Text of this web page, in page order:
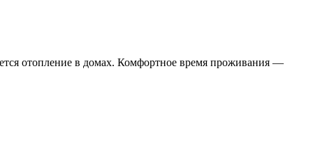
отопление в домах. Комфортное время проживания —